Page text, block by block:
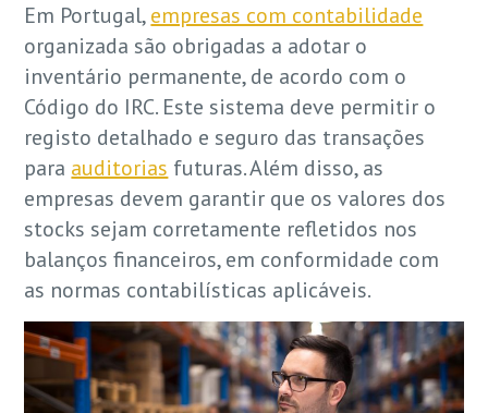
Em Portugal,empresas com contabilidade
organizada são obrigadas a adotar o
inventário permanente, de acordo com o
Código do IRC. Este sistema deve permitir o
registo detalhado e seguro das transações
para auditorias futuras. Além disso, as
empresas devem garantir que os valores dos
stocks sejam corretamente refletidos nos
balanços financeiros, em conformidade com
as normas contabilísticas aplicáveis.